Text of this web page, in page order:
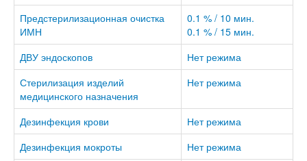
Предстерилизационная очистка
ИМН
0.1 % / 10 мин.
0.1 % / 15 мин.
ДВУ эндоскопов
Нет режима
Стерилизация изделий
медицинского назначения
Нет режима
Дезинфекция крови
Нет режима
Дезинфекция мокроты
Нет режима